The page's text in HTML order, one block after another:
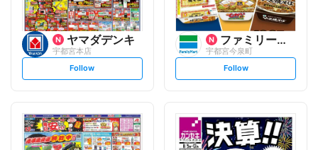
ヤマダデンキ
宇都宮本店
s
t
l
o
w
Follow
ファミリーマート
宇都宮今泉町
s
t
o
w
Follow